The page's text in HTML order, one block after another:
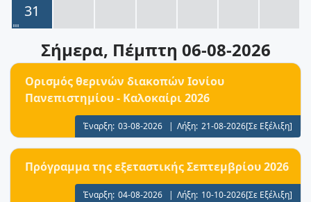
31
Σήμερα, Πέμπτη 06-08-2026
Ορισμός θερινών διακοπών Ιονίου
Πανεπιστημίου - Καλοκαίρι 2026
Έναρξη: 03-08-2026 | Λήξη: 21-08-2026[Σε Εξέλιξη]
Πρόγραμμα της εξεταστικής Σεπτεμβρίου 2026
Έναρξη: 04-08-2026 | Λήξη: 10-10-2026[Σε Εξέλιξη]